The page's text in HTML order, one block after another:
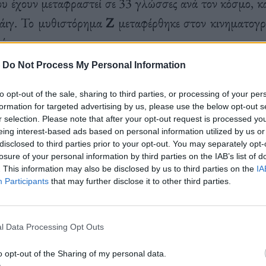
Do Not Process My Personal Information
opt-out of the sale, sharing to third parties, or processing of your
for targeted advertising by us, please use the below opt-out
selection. Please note that after your opt-out request is processed
interest-based ads based on personal information utilized by us
to third parties prior to your opt-out. You may separately
of your personal information by third parties on the IAB’s list of
This information may also be disclosed by us to third parties on the
Participants that may further disclose it to other third parties.
Data Processing Opt Outs
opt-out of the Sharing of my personal data.
Το μυθιστόρημα Ζ μεταφέρθηκε στον
αποτελούσε ποτέ τον κύριο κορμό της συγγραφικής
και είχε γράψει ποιήματα. Όπως θα δείτε ότι λέει
«Η ποίηση είναι λαπάς, με την έννοια την
το στομαχικό πόνο. Δεν βρίσκω τι το κακό έχει ο
είναι υβριστικό να σε πει ο άλλος λαπά. Όλοι έχουμε